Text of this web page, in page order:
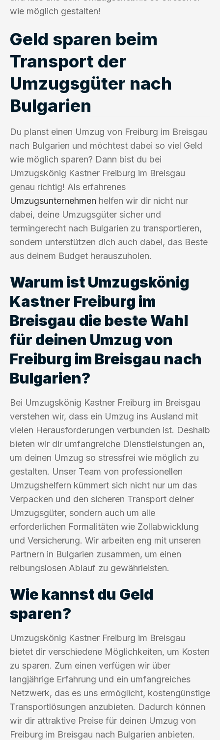
wie möglich gestalten!
Geld sparen beim
Transport der
Umzugsgüter nach
Bulgarien
Du planst einen Umzug von Freiburg im Breisgau
nach Bulgarien und möchtest dabei so viel Geld
wie möglich sparen? Dann bist du bei
Umzugskönig Kastner Freiburg im Breisgau
genau richtig! Als erfahrenes
Umzugsunternehmen helfen wir dir nicht nur
dabei, deine Umzugsgüter sicher und
termingerecht nach Bulgarien zu transportieren,
sondern unterstützen dich auch dabei, das Beste
aus deinem Budget herauszuholen.
Warum ist Umzugskönig
Kastner Freiburg im
Breisgau die beste Wahl
für deinen Umzug von
Freiburg im Breisgau nach
Bulgarien?
Bei Umzugskönig Kastner Freiburg im Breisgau
verstehen wir, dass ein Umzug ins Ausland mit
vielen Herausforderungen verbunden ist. Deshalb
bieten wir dir umfangreiche Dienstleistungen an,
um deinen Umzug so stressfrei wie möglich zu
gestalten. Unser Team von professionellen
Umzugshelfern kümmert sich nicht nur um das
Verpacken und den sicheren Transport deiner
Umzugsgüter, sondern auch um alle
erforderlichen Formalitäten wie Zollabwicklung
und Versicherung. Wir arbeiten eng mit unseren
Partnern in Bulgarien zusammen, um einen
reibungslosen Ablauf zu gewährleisten.
Wie kannst du Geld
sparen?
Umzugskönig Kastner Freiburg im Breisgau
bietet dir verschiedene Möglichkeiten, um Kosten
zu sparen. Zum einen verfügen wir über
langjährige Erfahrung und ein umfangreiches
Netzwerk, das es uns ermöglicht, kostengünstige
Transportlösungen anzubieten. Dadurch können
wir dir attraktive Preise für deinen Umzug von
Freiburg im Breisgau nach Bulgarien anbieten.